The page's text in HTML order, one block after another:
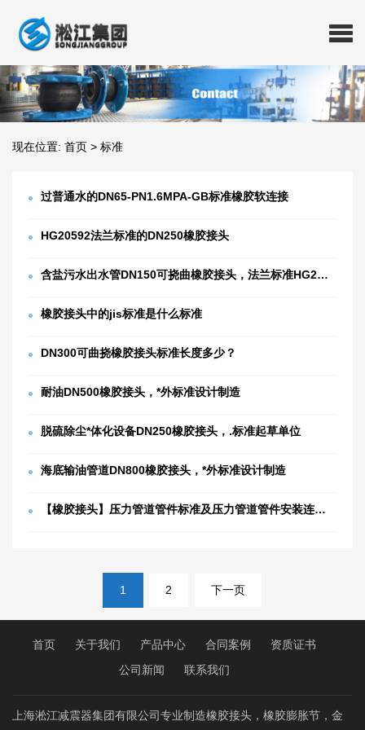
现在位置: 首页 > 标准
过普通水的DN65-PN1.6MPA-GB标准橡胶软连接
HG20592法兰标准的DN250橡胶接头
含盐污水出水管DN150可挠曲橡胶接头，法兰标准HG20592
橡胶接头中的jis标准是什么标准
DN300可曲挠橡胶接头标准长度多少？
耐油DN500橡胶接头，*外标准设计制造
脱硫除尘*体化设备DN250橡胶接头，.标准起草单位
海底输油管道DN800橡胶接头，*外标准设计制造
【橡胶接头】压力管道管件标准及压力管道管件安装连接形式
页
1 2 下一页
首页 关于我们 产品中心 合同案例
资质证书
公司新闻
联系我们
上海淞江减震器集团有限公司专业制造橡胶接头，橡胶膨胀节，金